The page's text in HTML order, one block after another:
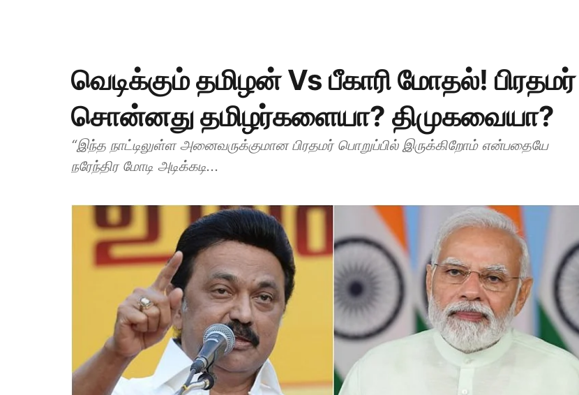
வெடிக்கும் தமிழன் Vs பீகாரி மோதல்! பிரதமர்
சொன்னது தமிழர்களையா? திமுகவையா?
“இந்த நாட்டிலுள்ள அனைவருக்குமான பிரதமர் பொறுப்பில் இருக்கிறோம் என்பதையே
நரேந்திர மோடி அடிக்கடி...